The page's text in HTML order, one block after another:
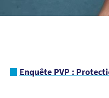
Enquête PVP :